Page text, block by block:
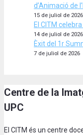
d’Animació de
15 de juliol de 2026
El CITM
14 de juliol de 2026
Èxit del 1r
7 de juliol de 2026
Centre de la
UPC
El CITM és un centre